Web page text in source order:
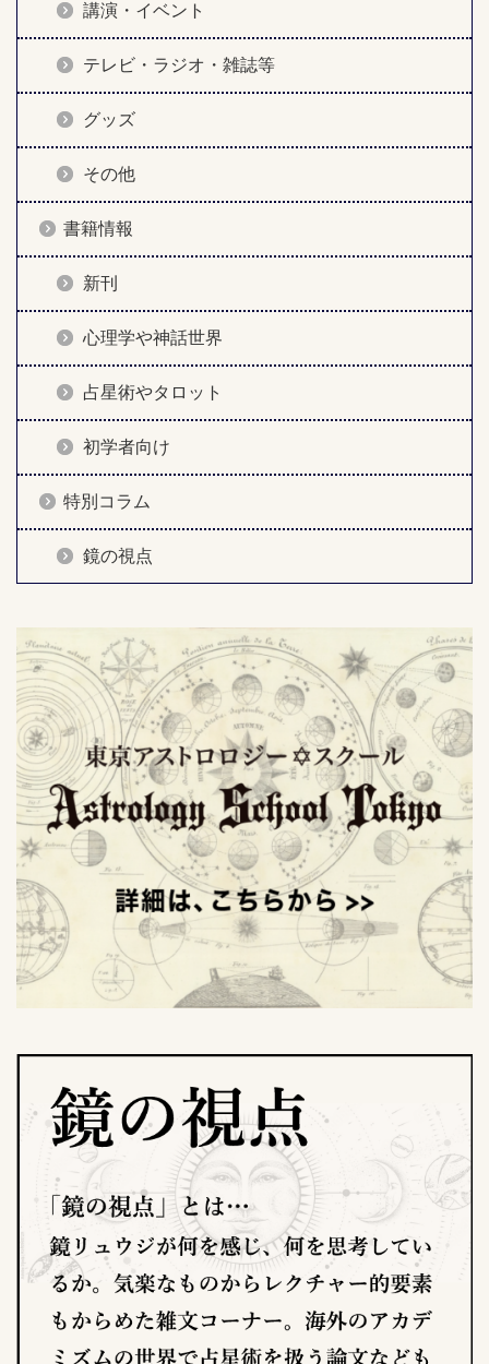
講演・イベント
テレビ・ラジオ・雑誌等
グッズ
その他
書籍情報
新刊
心理学や神話世界
占星術やタロット
初学者向け
特別コラム
鏡の視点